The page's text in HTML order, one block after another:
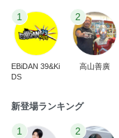
1
EBiDAN 39&Ki
DS
2
高山善廣
新登場ランキング
1 2